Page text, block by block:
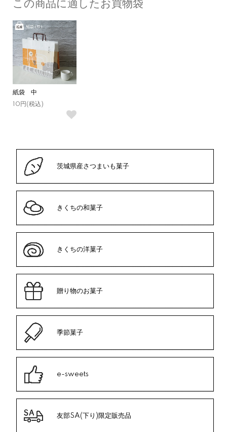
この商品に適したお買物袋
紙袋 中
10円(税込)
茨城県産さつまいも菓子
きくちの和菓子
きくちの洋菓子
贈り物のお菓子
季節菓子
e-sweets
友部SA(下り)限定販売品